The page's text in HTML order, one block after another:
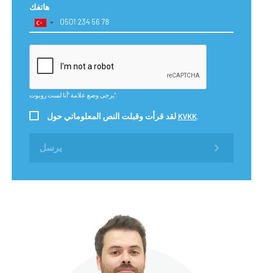
هاتفك
يرجى وضع علامة "أنا لست روبوت".
KVKK.
يرسل